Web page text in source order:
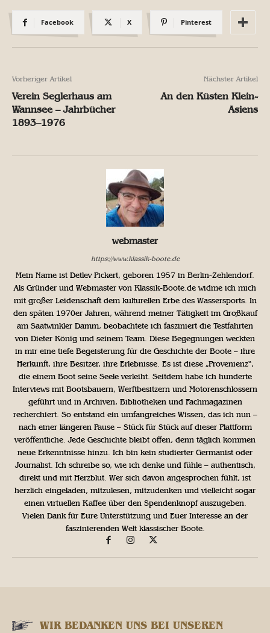
Facebook X Pinterest
Vorheriger Artikel
Verein Seglerhaus am
Wannsee – Jahrbücher
1893–1976
Nächster Artikel
An den Küsten Klein-
Asiens
webmaster
https://www.klassik-boote.de
Mein Name ist Detlev Pickert, geboren 1957 in Berlin-Zehlendorf.
Als Gründer und Webmaster von Klassik-Boote.de widme ich mich
mit großer Leidenschaft dem kulturellen Erbe des Wassersports. In
den späten 1970er Jahren, während meiner Tätigkeit im Großkauf
am Saatwinkler Damm, beobachtete ich fasziniert die Testfahrten
von Dieter König und seinem Team. Diese Begegnungen weckten
in mir eine tiefe Begeisterung für die Geschichte der Boote – ihre
Herkunft, ihre Besitzer, ihre Erlebnisse. Es ist diese „Provenienz“,
die einem Boot seine Seele verleiht. Seitdem habe ich hunderte
Interviews mit Bootsbauern, Werftbesitzern und Motorenschlossern
geführt und in Archiven, Bibliotheken und Fachmagazinen
recherchiert. So entstand ein umfangreiches Wissen, das ich nun –
nach einer längeren Pause – Stück für Stück auf dieser Plattform
veröffentliche. Jede Geschichte bleibt offen, denn täglich kommen
neue Erkenntnisse hinzu. Ich bin kein studierter Germanist oder
Journalist. Ich schreibe so, wie ich denke und fühle – authentisch,
direkt und mit Herzblut. Wer sich davon angesprochen fühlt, ist
herzlich eingeladen, mitzulesen, mitzudenken und vielleicht sogar
einen virtuellen Kaffee über den Spendenknopf auszugeben.
Vielen Dank für Eure Unterstützung und Euer Interesse an der
faszinierenden Welt klassischer Boote.
WIR BEDANKEN UNS BEI UNSEREN